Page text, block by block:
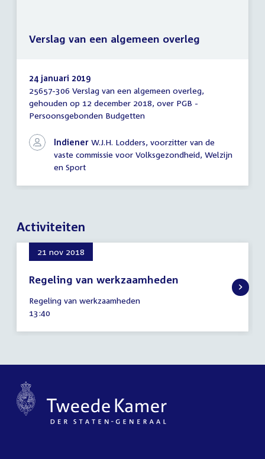
Verslag
van
een
overleg
24 januari 2019
25657-306 Verslag van een algemeen overleg,
gehouden op 12 december 2018, over PGB -
Persoonsgebonden Budgetten
Indiener W.J.H. Lodders, voorzitter van de
vaste commissie voor Volksgezondheid, Welzijn
en Sport
Verslag van een algemeen overleg
Activiteiten
21 nov 2018
Regeling van werkzaamheden
november
2018
Regeling van werkzaamheden
Tijd
13:40